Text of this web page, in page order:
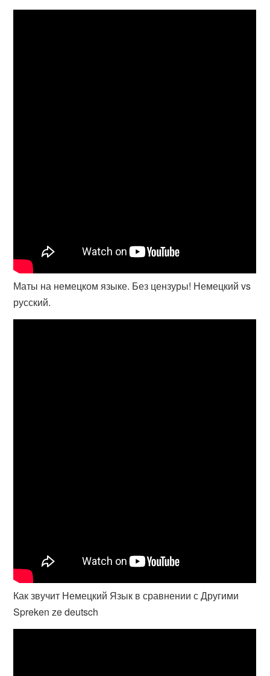
Маты на немецком языке. Без цензуры! Немецкий vs
русский.
Как звучит Немецкий Язык в сравнении с Другими
Spreken ze deutsch